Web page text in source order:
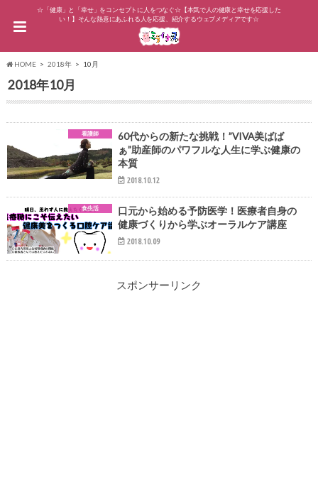
☆「健康」と「幸せ」をコンセプトに人をつなぐ☆【本気で人の健康と幸せを応援した
い！】そんな熱意にあふれる人を応援、紹介するウェブメディアです☆
HOME 2018年 10月
2018年10月
看護師
60代からの新たな挑戦！”VIVA美ばば
ぁ”助産師のパワフルな人生に学ぶ健康の
本質
2018.10.12
食生活
口元から始める予防医学！医療者自身の
健康づくりから学ぶオーラルケア講座
2018.10.09
スポンサーリンク